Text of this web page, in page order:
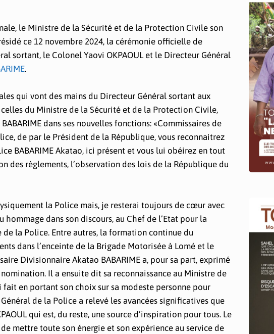
le Ministre de la Sécurité et de la Protection Civile son
ce 12 novembre 2024, la cérémonie officielle de
sortant, le Colonel Yaovi OKPAOUL et le Directeur Général
.
qui vont des mains du Directeur Général sortant aux
du Ministre de la Sécurité et de la Protection Civile,
dans ses nouvelles fonctions: «Commissaires de
de par le Président de la République, vous reconnaitrez
BABARIME Akatao, ici présent et vous lui obéirez en tout
des règlements, l’observation des lois de la République du
la Police mais, je resterai toujours de cœur avec
hommage dans son discours, au Chef de l’Etat pour la
la Police. Entre autres, la formation continue du
dans l’enceinte de la Brigade Motorisée à Lomé et le
Divisionnaire Akatao BABARIME a, pour sa part, exprimé
Il a ensuite dit sa reconnaissance au Ministre de
en portant son choix sur sa modeste personne pour
de la Police a relevé les avancées significatives que
qui est, du reste, une source d’inspiration pour tous. Le
mettre toute son énergie et son expérience au service de